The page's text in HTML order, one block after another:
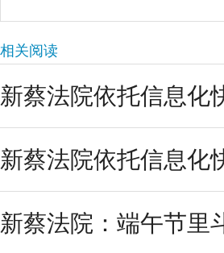
相关阅读
新蔡法院依托信息化
新蔡法院依托信息化
新蔡法院：端午节里